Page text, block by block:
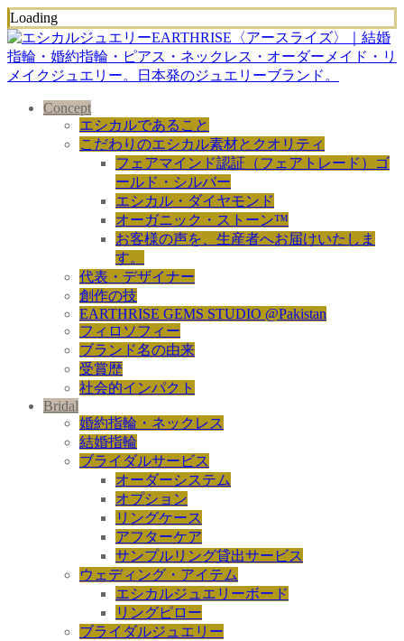
Loading
Concept
エシカルであること
こだわりのエシカル素材とクオリティ
フェアマインド認証（フェアトレード）ゴ
ールド・シルバー
エシカル・ダイヤモンド
オーガニック・ストーン™
お客様の声を、生産者へお届けいたしま
す。
代表・デザイナー
創作の技
EARTHRISE GEMS STUDIO @Pakistan
フィロソフィー
ブランド名の由来
受賞歴
社会的インパクト
Bridal
婚約指輪・ネックレス
結婚指輪
ブライダルサービス
オーダーシステム
オプション
リングケース
アフターケア
サンプルリング貸出サービス
ウェディング・アイテム
エシカルジュエリーボード
リングピロー
ブライダルジュエリー